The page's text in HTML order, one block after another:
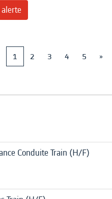
1 2 3 4 5 »
Conduite Train (H/F)